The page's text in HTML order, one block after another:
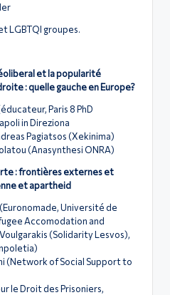
LGBTQI groupes.
et la popularité
: quelle gauche en Europe?
Paris 8 PhD
in Direziona
Pagiatsos (Xekinima)
(Anasynthesi ONRA)
: frontières externes et
et apartheid
Université de
Accomodation and
(Solidarity Lesvos),
(Network of Social Support to
le Droit des Prisoniers,